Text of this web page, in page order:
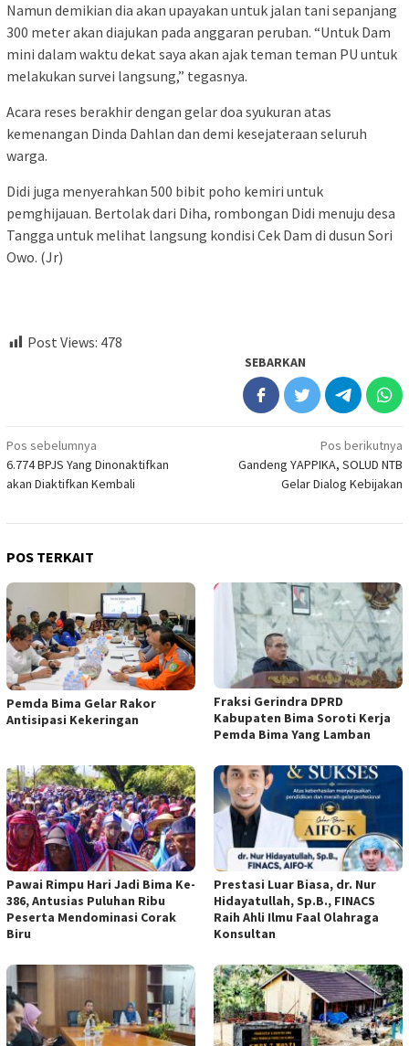
Namun demikian dia akan upayakan untuk jalan tani sepanjang
300 meter akan diajukan pada anggaran peruban. “Untuk Dam
mini dalam waktu dekat saya akan ajak teman teman PU untuk
melakukan survei langsung,” tegasnya.
Acara reses berakhir dengan gelar doa syukuran atas
kemenangan Dinda Dahlan dan demi kesejateraan seluruh
warga.
Didi juga menyerahkan 500 bibit poho kemiri untuk
pemghijauan. Bertolak dari Diha, rombongan Didi menuju desa
Tangga untuk melihat langsung kondisi Cek Dam di dusun Sori
Owo. (Jr)
Post Views: 478
SEBARKAN
Navigasi
pos
Pos sebelumnya
6.774 BPJS Yang Dinonaktifkan
akan Diaktifkan Kembali
Pos berikutnya
Gandeng YAPPIKA, SOLUD NTB
Gelar Dialog Kebijakan
POS TERKAIT
Pemda Bima Gelar Rakor
Antisipasi Kekeringan
Fraksi Gerindra DPRD
Kabupaten Bima Soroti Kerja
Pemda Bima Yang Lamban
Pawai Rimpu Hari Jadi Bima Ke-
386, Antusias Puluhan Ribu
Peserta Mendominasi Corak
Biru
Prestasi Luar Biasa, dr. Nur
Hidayatullah, Sp.B., FINACS
Raih Ahli Ilmu Faal Olahraga
Konsultan